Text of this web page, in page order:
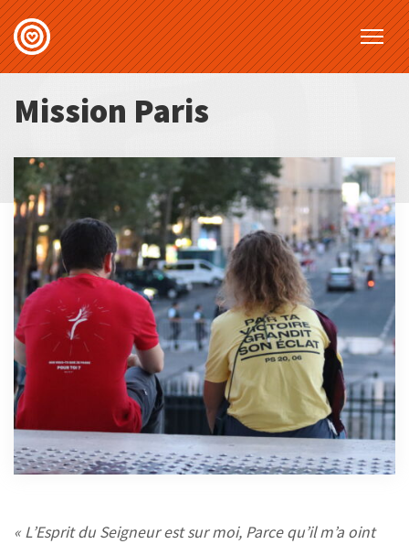
Mission Paris
MISSION 10 JANVIER 2025
« L’Esprit du Seigneur est sur moi, Parce qu’il m’a oint